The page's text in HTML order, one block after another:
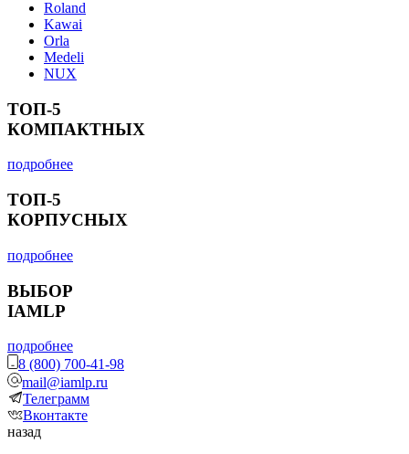
Roland
Kawai
Orla
Medeli
NUX
ТОП-5
КОМПАКТНЫХ
подробнее
ТОП-5
КОРПУСНЫХ
подробнее
ВЫБОР
IAMLP
подробнее
8 (800) 700-41-98
mail@iamlp.ru
Телеграмм
Вконтакте
назад